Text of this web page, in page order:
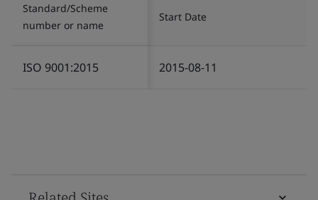
Standard/Scheme
number or name
Start Date
ISO 9001:2015 2015-08-11